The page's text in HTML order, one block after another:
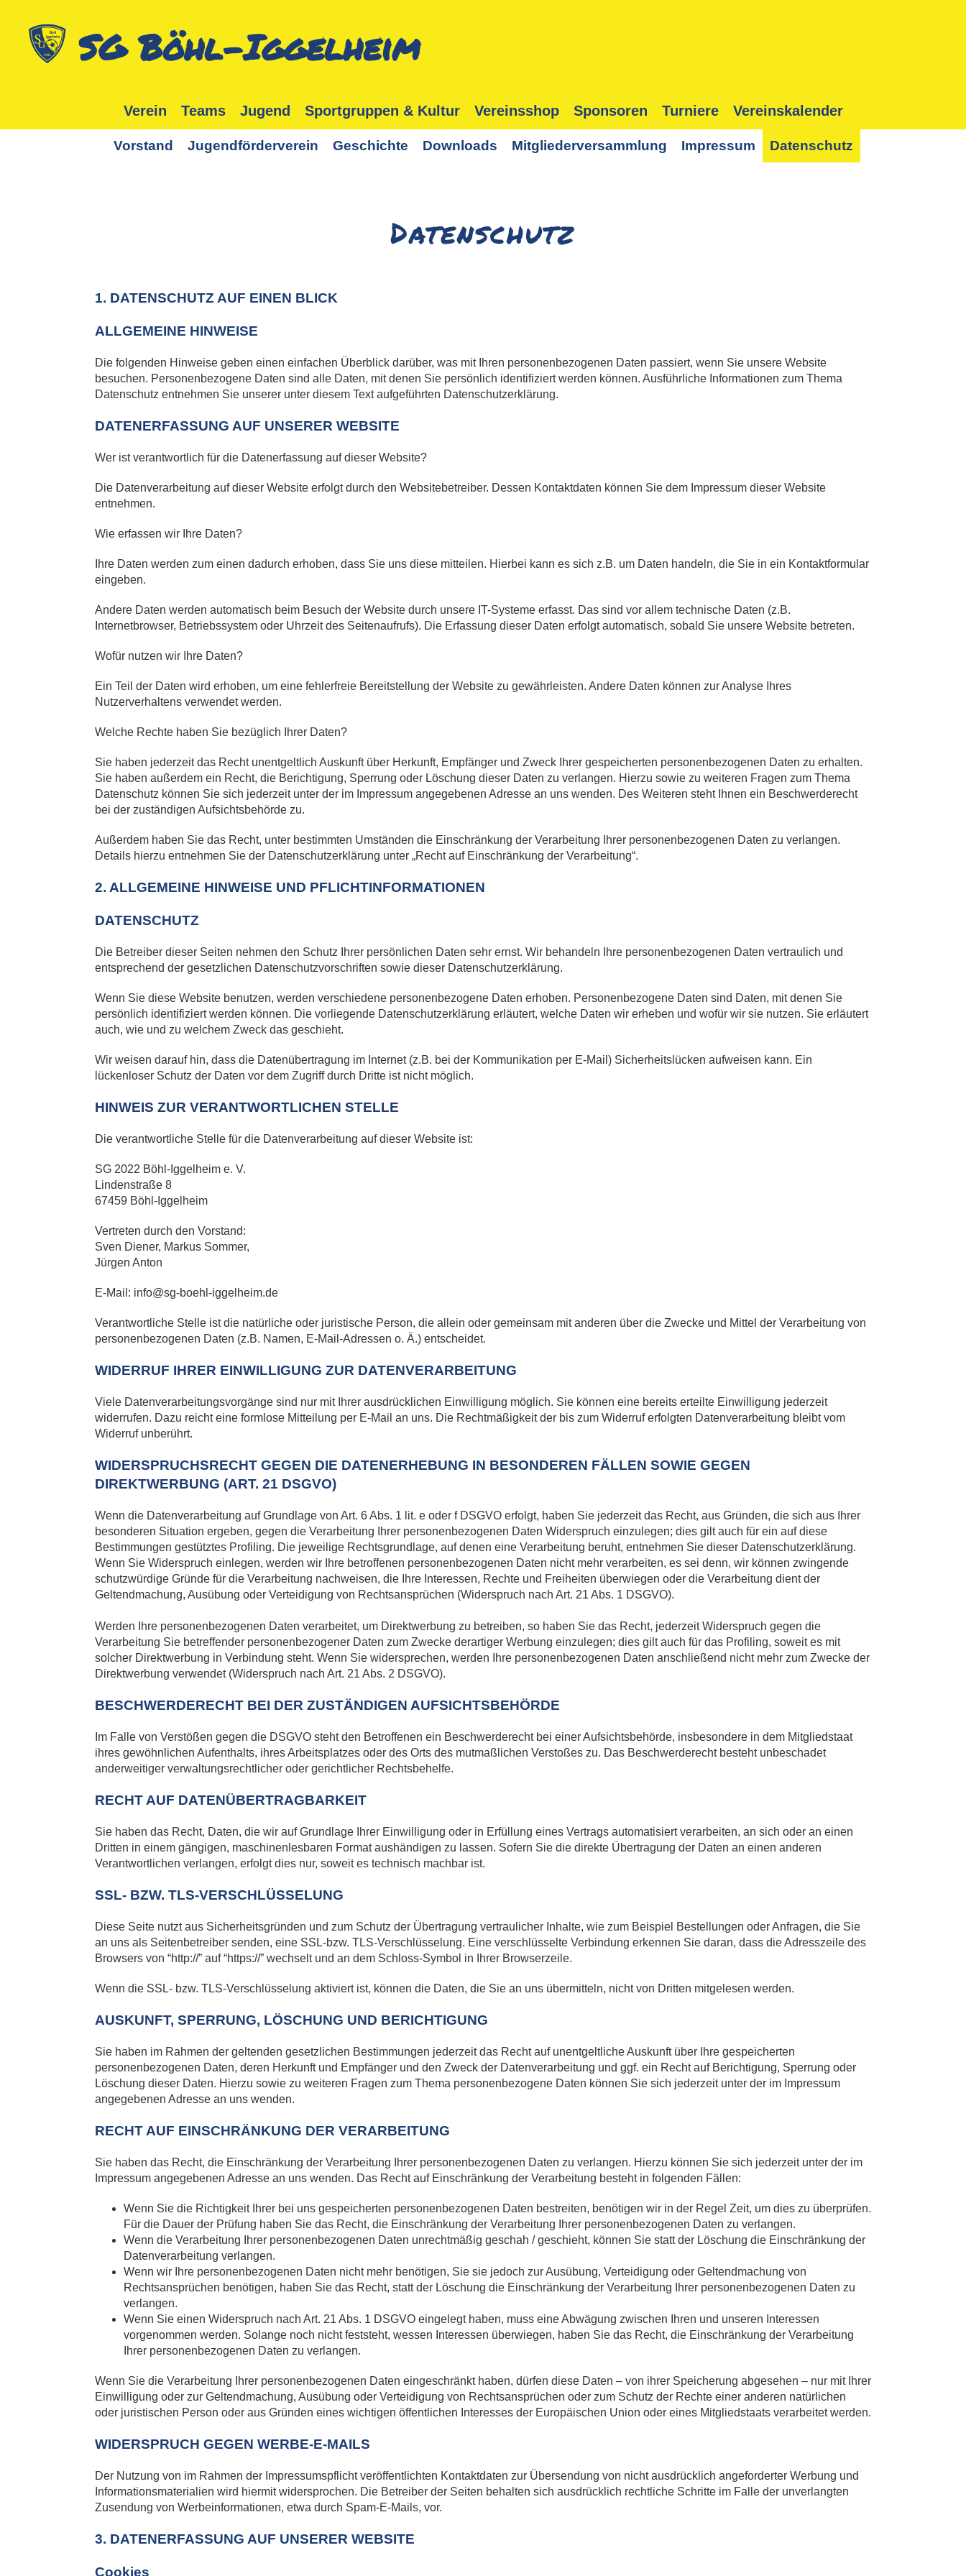
SG Böhl-Iggelheim
Verein Teams Jugend Sportgruppen & Kultur Vereinsshop Sponsoren Turniere Vereinskalender
Vorstand Jugendförderverein Geschichte Downloads Mitgliederversammlung Impressum Datenschutz
Datenschutz
1. DATENSCHUTZ AUF EINEN BLICK
ALLGEMEINE HINWEISE
Die folgenden Hinweise geben einen einfachen Überblick darüber, was mit Ihren personenbezogenen Daten passiert, wenn Sie unsere Website
besuchen. Personenbezogene Daten sind alle Daten, mit denen Sie persönlich identifiziert werden können. Ausführliche Informationen zum Thema
Datenschutz entnehmen Sie unserer unter diesem Text aufgeführten Datenschutzerklärung.
DATENERFASSUNG AUF UNSERER WEBSITE
Wer ist verantwortlich für die Datenerfassung auf dieser Website?
Die Datenverarbeitung auf dieser Website erfolgt durch den Websitebetreiber. Dessen Kontaktdaten können Sie dem Impressum dieser Website
entnehmen.
Wie erfassen wir Ihre Daten?
Ihre Daten werden zum einen dadurch erhoben, dass Sie uns diese mitteilen. Hierbei kann es sich z.B. um Daten handeln, die Sie in ein Kontaktformular
eingeben.
Andere Daten werden automatisch beim Besuch der Website durch unsere IT-Systeme erfasst. Das sind vor allem technische Daten (z.B.
Internetbrowser, Betriebssystem oder Uhrzeit des Seitenaufrufs). Die Erfassung dieser Daten erfolgt automatisch, sobald Sie unsere Website betreten.
Wofür nutzen wir Ihre Daten?
Ein Teil der Daten wird erhoben, um eine fehlerfreie Bereitstellung der Website zu gewährleisten. Andere Daten können zur Analyse Ihres
Nutzerverhaltens verwendet werden.
Welche Rechte haben Sie bezüglich Ihrer Daten?
Sie haben jederzeit das Recht unentgeltlich Auskunft über Herkunft, Empfänger und Zweck Ihrer gespeicherten personenbezogenen Daten zu erhalten.
Sie haben außerdem ein Recht, die Berichtigung, Sperrung oder Löschung dieser Daten zu verlangen. Hierzu sowie zu weiteren Fragen zum Thema
Datenschutz können Sie sich jederzeit unter der im Impressum angegebenen Adresse an uns wenden. Des Weiteren steht Ihnen ein Beschwerderecht
bei der zuständigen Aufsichtsbehörde zu.
Außerdem haben Sie das Recht, unter bestimmten Umständen die Einschränkung der Verarbeitung Ihrer personenbezogenen Daten zu verlangen.
Details hierzu entnehmen Sie der Datenschutzerklärung unter „Recht auf Einschränkung der Verarbeitung“.
2. ALLGEMEINE HINWEISE UND PFLICHTINFORMATIONEN
DATENSCHUTZ
Die Betreiber dieser Seiten nehmen den Schutz Ihrer persönlichen Daten sehr ernst. Wir behandeln Ihre personenbezogenen Daten vertraulich und
entsprechend der gesetzlichen Datenschutzvorschriften sowie dieser Datenschutzerklärung.
Wenn Sie diese Website benutzen, werden verschiedene personenbezogene Daten erhoben. Personenbezogene Daten sind Daten, mit denen Sie
persönlich identifiziert werden können. Die vorliegende Datenschutzerklärung erläutert, welche Daten wir erheben und wofür wir sie nutzen. Sie erläutert
auch, wie und zu welchem Zweck das geschieht.
Wir weisen darauf hin, dass die Datenübertragung im Internet (z.B. bei der Kommunikation per E-Mail) Sicherheitslücken aufweisen kann. Ein
lückenloser Schutz der Daten vor dem Zugriff durch Dritte ist nicht möglich.
HINWEIS ZUR VERANTWORTLICHEN STELLE
Die verantwortliche Stelle für die Datenverarbeitung auf dieser Website ist:
SG 2022 Böhl-Iggelheim e. V.
Lindenstraße 8
67459 Böhl-Iggelheim
Vertreten durch den Vorstand:
Sven Diener, Markus Sommer,
Jürgen Anton
E-Mail: info@sg-boehl-iggelheim.de
Verantwortliche Stelle ist die natürliche oder juristische Person, die allein oder gemeinsam mit anderen über die Zwecke und Mittel der Verarbeitung von
personenbezogenen Daten (z.B. Namen, E-Mail-Adressen o. Ä.) entscheidet.
WIDERRUF IHRER EINWILLIGUNG ZUR DATENVERARBEITUNG
Viele Datenverarbeitungsvorgänge sind nur mit Ihrer ausdrücklichen Einwilligung möglich. Sie können eine bereits erteilte Einwilligung jederzeit
widerrufen. Dazu reicht eine formlose Mitteilung per E-Mail an uns. Die Rechtmäßigkeit der bis zum Widerruf erfolgten Datenverarbeitung bleibt vom
Widerruf unberührt.
WIDERSPRUCHSRECHT GEGEN DIE DATENERHEBUNG IN BESONDEREN FÄLLEN SOWIE GEGEN
DIREKTWERBUNG (ART. 21 DSGVO)
Wenn die Datenverarbeitung auf Grundlage von Art. 6 Abs. 1 lit. e oder f DSGVO erfolgt, haben Sie jederzeit das Recht, aus Gründen, die sich aus Ihrer
besonderen Situation ergeben, gegen die Verarbeitung Ihrer personenbezogenen Daten Widerspruch einzulegen; dies gilt auch für ein auf diese
Bestimmungen gestütztes Profiling. Die jeweilige Rechtsgrundlage, auf denen eine Verarbeitung beruht, entnehmen Sie dieser Datenschutzerklärung.
Wenn Sie Widerspruch einlegen, werden wir Ihre betroffenen personenbezogenen Daten nicht mehr verarbeiten, es sei denn, wir können zwingende
schutzwürdige Gründe für die Verarbeitung nachweisen, die Ihre Interessen, Rechte und Freiheiten überwiegen oder die Verarbeitung dient der
Geltendmachung, Ausübung oder Verteidigung von Rechtsansprüchen (Widerspruch nach Art. 21 Abs. 1 DSGVO).
Werden Ihre personenbezogenen Daten verarbeitet, um Direktwerbung zu betreiben, so haben Sie das Recht, jederzeit Widerspruch gegen die
Verarbeitung Sie betreffender personenbezogener Daten zum Zwecke derartiger Werbung einzulegen; dies gilt auch für das Profiling, soweit es mit
solcher Direktwerbung in Verbindung steht. Wenn Sie widersprechen, werden Ihre personenbezogenen Daten anschließend nicht mehr zum Zwecke der
Direktwerbung verwendet (Widerspruch nach Art. 21 Abs. 2 DSGVO).
BESCHWERDERECHT BEI DER ZUSTÄNDIGEN AUFSICHTSBEHÖRDE
Im Falle von Verstößen gegen die DSGVO steht den Betroffenen ein Beschwerderecht bei einer Aufsichtsbehörde, insbesondere in dem Mitgliedstaat
ihres gewöhnlichen Aufenthalts, ihres Arbeitsplatzes oder des Orts des mutmaßlichen Verstoßes zu. Das Beschwerderecht besteht unbeschadet
anderweitiger verwaltungsrechtlicher oder gerichtlicher Rechtsbehelfe.
RECHT AUF DATENÜBERTRAGBARKEIT
Sie haben das Recht, Daten, die wir auf Grundlage Ihrer Einwilligung oder in Erfüllung eines Vertrags automatisiert verarbeiten, an sich oder an einen
Dritten in einem gängigen, maschinenlesbaren Format aushändigen zu lassen. Sofern Sie die direkte Übertragung der Daten an einen anderen
Verantwortlichen verlangen, erfolgt dies nur, soweit es technisch machbar ist.
SSL- BZW. TLS-VERSCHLÜSSELUNG
Diese Seite nutzt aus Sicherheitsgründen und zum Schutz der Übertragung vertraulicher Inhalte, wie zum Beispiel Bestellungen oder Anfragen, die Sie
an uns als Seitenbetreiber senden, eine SSL-bzw. TLS-Verschlüsselung. Eine verschlüsselte Verbindung erkennen Sie daran, dass die Adresszeile des
Browsers von “http://” auf “https://” wechselt und an dem Schloss-Symbol in Ihrer Browserzeile.
Wenn die SSL- bzw. TLS-Verschlüsselung aktiviert ist, können die Daten, die Sie an uns übermitteln, nicht von Dritten mitgelesen werden.
AUSKUNFT, SPERRUNG, LÖSCHUNG UND BERICHTIGUNG
Sie haben im Rahmen der geltenden gesetzlichen Bestimmungen jederzeit das Recht auf unentgeltliche Auskunft über Ihre gespeicherten
personenbezogenen Daten, deren Herkunft und Empfänger und den Zweck der Datenverarbeitung und ggf. ein Recht auf Berichtigung, Sperrung oder
Löschung dieser Daten. Hierzu sowie zu weiteren Fragen zum Thema personenbezogene Daten können Sie sich jederzeit unter der im Impressum
angegebenen Adresse an uns wenden.
RECHT AUF EINSCHRÄNKUNG DER VERARBEITUNG
Sie haben das Recht, die Einschränkung der Verarbeitung Ihrer personenbezogenen Daten zu verlangen. Hierzu können Sie sich jederzeit unter der im
Impressum angegebenen Adresse an uns wenden. Das Recht auf Einschränkung der Verarbeitung besteht in folgenden Fällen:
Wenn Sie die Richtigkeit Ihrer bei uns gespeicherten personenbezogenen Daten bestreiten, benötigen wir in der Regel Zeit, um dies zu überprüfen.
Für die Dauer der Prüfung haben Sie das Recht, die Einschränkung der Verarbeitung Ihrer personenbezogenen Daten zu verlangen.
Wenn die Verarbeitung Ihrer personenbezogenen Daten unrechtmäßig geschah / geschieht, können Sie statt der Löschung die Einschränkung der
Datenverarbeitung verlangen.
Wenn wir Ihre personenbezogenen Daten nicht mehr benötigen, Sie sie jedoch zur Ausübung, Verteidigung oder Geltendmachung von
Rechtsansprüchen benötigen, haben Sie das Recht, statt der Löschung die Einschränkung der Verarbeitung Ihrer personenbezogenen Daten zu
verlangen.
Wenn Sie einen Widerspruch nach Art. 21 Abs. 1 DSGVO eingelegt haben, muss eine Abwägung zwischen Ihren und unseren Interessen
vorgenommen werden. Solange noch nicht feststeht, wessen Interessen überwiegen, haben Sie das Recht, die Einschränkung der Verarbeitung
Ihrer personenbezogenen Daten zu verlangen.
Wenn Sie die Verarbeitung Ihrer personenbezogenen Daten eingeschränkt haben, dürfen diese Daten – von ihrer Speicherung abgesehen – nur mit Ihrer
Einwilligung oder zur Geltendmachung, Ausübung oder Verteidigung von Rechtsansprüchen oder zum Schutz der Rechte einer anderen natürlichen
oder juristischen Person oder aus Gründen eines wichtigen öffentlichen Interesses der Europäischen Union oder eines Mitgliedstaats verarbeitet werden.
WIDERSPRUCH GEGEN WERBE-E-MAILS
Der Nutzung von im Rahmen der Impressumspflicht veröffentlichten Kontaktdaten zur Übersendung von nicht ausdrücklich angeforderter Werbung und
Informationsmaterialien wird hiermit widersprochen. Die Betreiber der Seiten behalten sich ausdrücklich rechtliche Schritte im Falle der unverlangten
Zusendung von Werbeinformationen, etwa durch Spam-E-Mails, vor.
3. DATENERFASSUNG AUF UNSERER WEBSITE
Cookies